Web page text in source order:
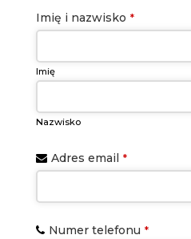
Company
Name
Imię i nazwisko *
Imię
Nazwisko
Adres email *
Numer telefonu *